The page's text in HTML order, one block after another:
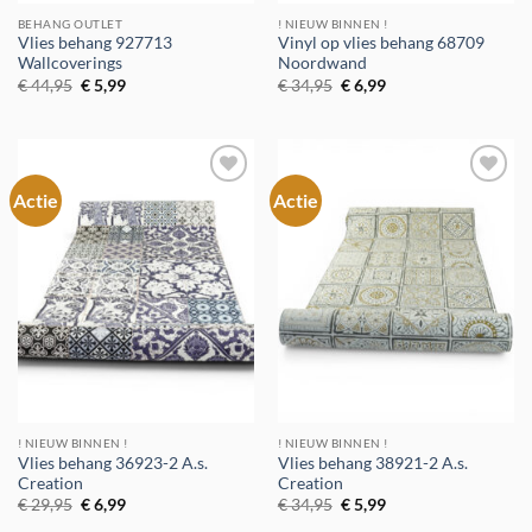
BEHANG OUTLET
Vlies behang 927713
Wallcoverings
€44,95 Oorspronkelijke
prijs
€5,99Huidige
! NIEUW BINNEN !
Vinyl op vlies behang 68709
Noordwand
€34,95 Oorspronkelijke
prijs
€6,99Huidige
Actie
Toevoegen
aan
verlanglijst
! NIEUW BINNEN !
Vlies behang 36923-2 A.s.
Creation
€29,95 Oorspronkelijke
prijs
€6,99Huidige
Actie
aan
verlanglijst
! NIEUW BINNEN !
Vlies behang 38921-2 A.s.
Creation
€34,95 Oorspronkelijke
prijs
€5,99Huidige